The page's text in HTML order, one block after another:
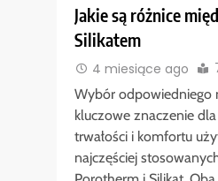
Jakie są różnice
Silikatem
4 miesiące ago
Wybór odpowiedniego
kluczowe znaczenie
trwałości i komfortu
najczęściej